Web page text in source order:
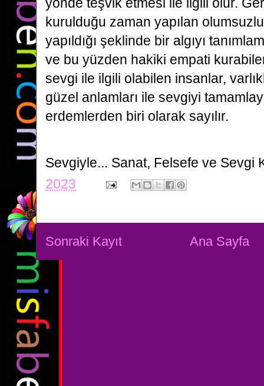
kurulduğu zaman yapılan
yapıldığı şeklinde bir algıyı
ve bu yüzden hakiki empati
sevgi ile ilgili olabilen insanlar,
güzel anlamları ile sevgiyi
erdemlerden biri olarak sayılır.
Sevgiyle... Sanat, Felsefe ve Sevgi
2023
Sonraki Kayıt Ana Sayfa